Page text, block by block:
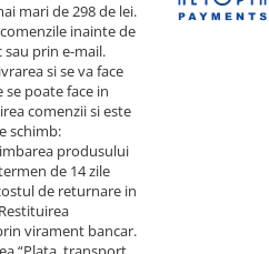
mari de 298 de lei.
inainte de
prin e-mail.
si se va face
poate face in
comenzii si este
schimb:
produsului
de 14 zile
de returnare in
virament bancar.